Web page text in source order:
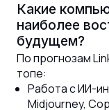
Какие
наиболее
будущем?
По прогнозам
топе:
Работа с ИИ-
Midjourney,